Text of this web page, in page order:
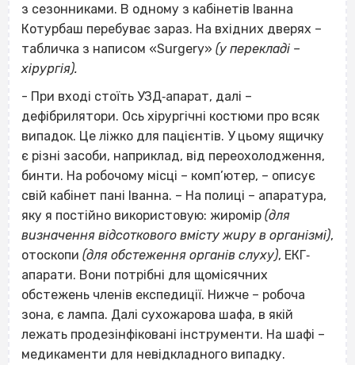
з сезонниками. В одному з кабінетів Іванна
Котурбаш перебуває зараз. На вхідних дверях –
табличка з написом «Surgery» (у перекладі –
хірургія).
- При вході стоїть УЗД‐апарат, далі –
дефібрилятори. Ось хірургічні костюми про всяк
випадок. Це ліжко для пацієнтів. У цьому ящичку
є різні засоби, наприклад, від переохолодження,
бинти. На робочому місці – комп’ютер, – описує
свій кабінет пані Іванна. – На полиці – апаратура,
яку я постійно використовую: жиромір (для
визначення відсоткового вмісту жиру в організмі),
отоскопи (для обстеження органів слуху), ЕКГ‐
апарати. Вони потрібні для щомісячних
обстежень членів експедиції. Нижче – робоча
зона, є лампа. Далі сухожарова шафа, в якій
лежать продезінфіковані інструменти. На шафі –
медикаменти для невідкладного випадку.